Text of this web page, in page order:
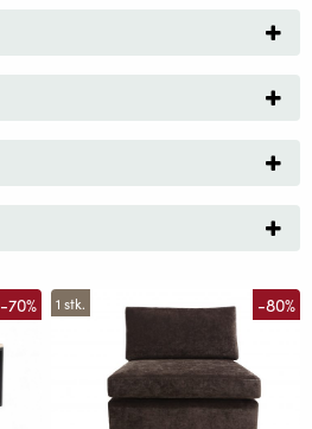
-70% 1 stk. -80%